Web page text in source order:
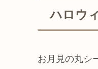
ハロウ
お月見の丸シ